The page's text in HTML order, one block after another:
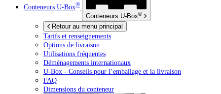
Conteneurs U-Box®
Conteneurs U-Box®
Retour au menu principal
Tarifs et renseignements
Options de livraison
Utilisations fréquentes
Déménagements internationaux
U-Box - Conseils pour l’emballage et la livraison
FAQ
Dimensions du conteneur